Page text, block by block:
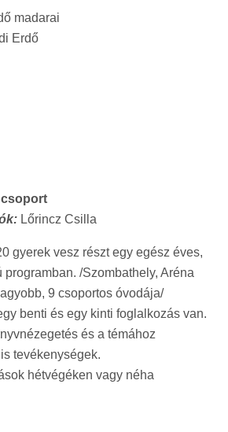
madarai
Erdő
csoport
Lőrincz Csilla
gyerek vesz részt egy egész éves,
/Szombathely, Aréna
9 csoportos óvodája/
benti és egy kinti foglalkozás van.
és a témához
tevékenységek.
hétvégéken vagy néha